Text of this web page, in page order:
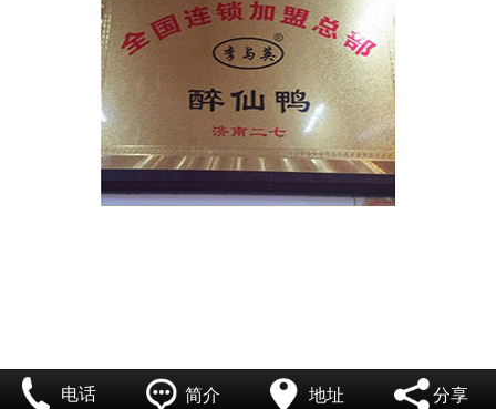
加盟常识
美食展示
店铺展示
电话 简介 地址 分享